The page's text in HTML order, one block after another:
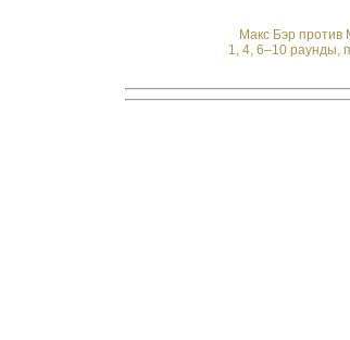
Макс Бэр против
1, 4, 6–10 раунды,